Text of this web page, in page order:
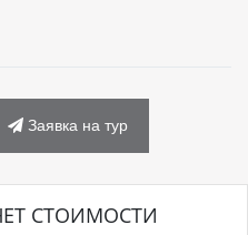
Заявка на тур
СТОИМОСТИ